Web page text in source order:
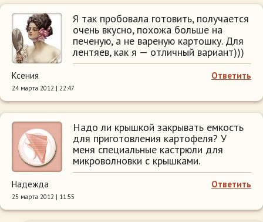
Я так пробовала готовить, получается
очень вкусно, похожа больше на
печеную, а не вареную картошку. Для
лентяев, как я — отличный вариант)))
Ответить
Ксения
24 марта 2012 | 22:47
Надо ли крышкой закрывать емкость
для приготовления картофеля? У
меня специальные кастрюли для
микроволновки с крышками.
Ответить
Надежда
25 марта 2012 | 11:55